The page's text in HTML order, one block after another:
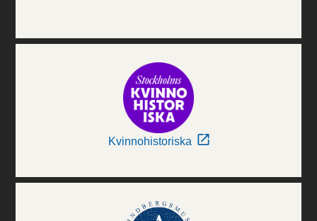
Kvinnohistoriska